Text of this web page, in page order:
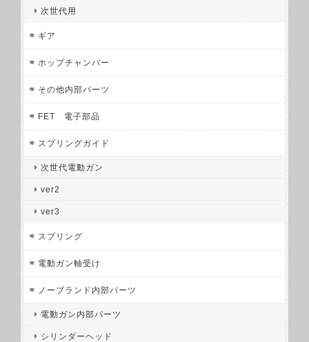
次世代用
ギア
ホップチャンバー
その他内部パーツ
FET 電子部品
スプリングガイド
次世代電動ガン
ver2
ver3
スプリング
電動ガン軸受け
ノーブランド内部パーツ
電動ガン内部パーツ
シリンダーヘッド